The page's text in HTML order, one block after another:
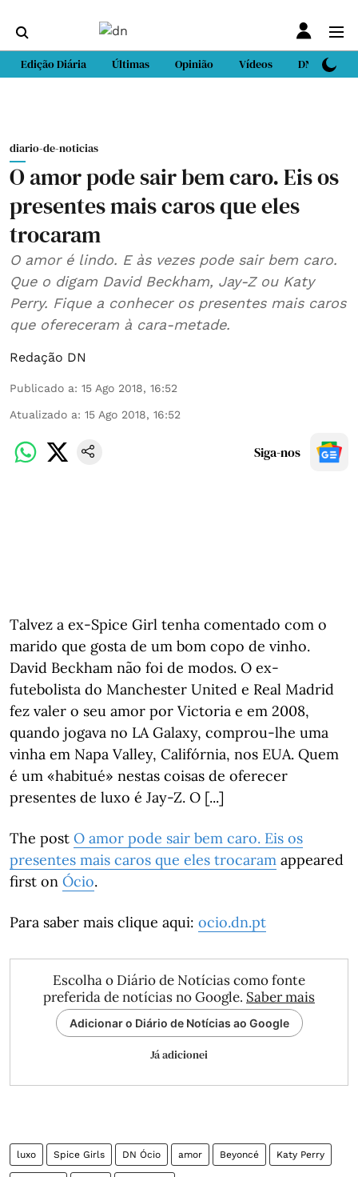
Edição Diária Últimas Opinião Vídeos DN Sport
diario-de-noticias
O amor pode sair bem caro. Eis os
presentes mais caros que eles
trocaram
O amor é lindo. E às vezes pode sair bem caro.
Que o digam David Beckham, Jay-Z ou Katy
Perry. Fique a conhecer os presentes mais caros
que ofereceram à cara-metade.
Redação DN
Publicado a: 15 Ago 2018, 16:52
Atualizado a: 15 Ago 2018, 16:52
Siga-nos
Talvez a ex-Spice Girl tenha comentado com o
marido que gosta de um bom copo de vinho.
David Beckham não foi de modos. O ex-
futebolista do Manchester United e Real Madrid
fez valer o seu amor por Victoria e em 2008,
quando jogava no LA Galaxy, comprou-lhe uma
vinha em Napa Valley, Califórnia, nos EUA. Quem
é um «habitué» nestas coisas de oferecer
presentes de luxo é Jay-Z. O [...]
The post O amor pode sair bem caro. Eis os
presentes mais caros que eles trocaram appeared
first on Ócio.
Para saber mais clique aqui: ocio.dn.pt
Escolha o Diário de Notícias como fonte
preferida de notícias no Google. Saber mais
Adicionar o Diário de Notícias ao Google
Já adicionei
luxo Spice Girls DN Ócio amor Beyoncé Katy Perry